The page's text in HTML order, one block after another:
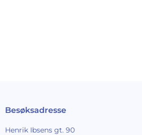
Besøksadresse
Henrik Ibsens gt. 90